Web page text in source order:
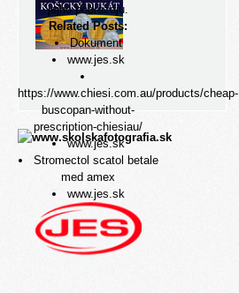
jejho podrazaju.
Related Posts:
Dokument
www.jes.sk
https://www.chiesi.com.au/products/cheap-
buscopan-without-
prescription-chiesiau/
www.jes.sk
Stromectol scatol betale
med amex
www.jes.sk